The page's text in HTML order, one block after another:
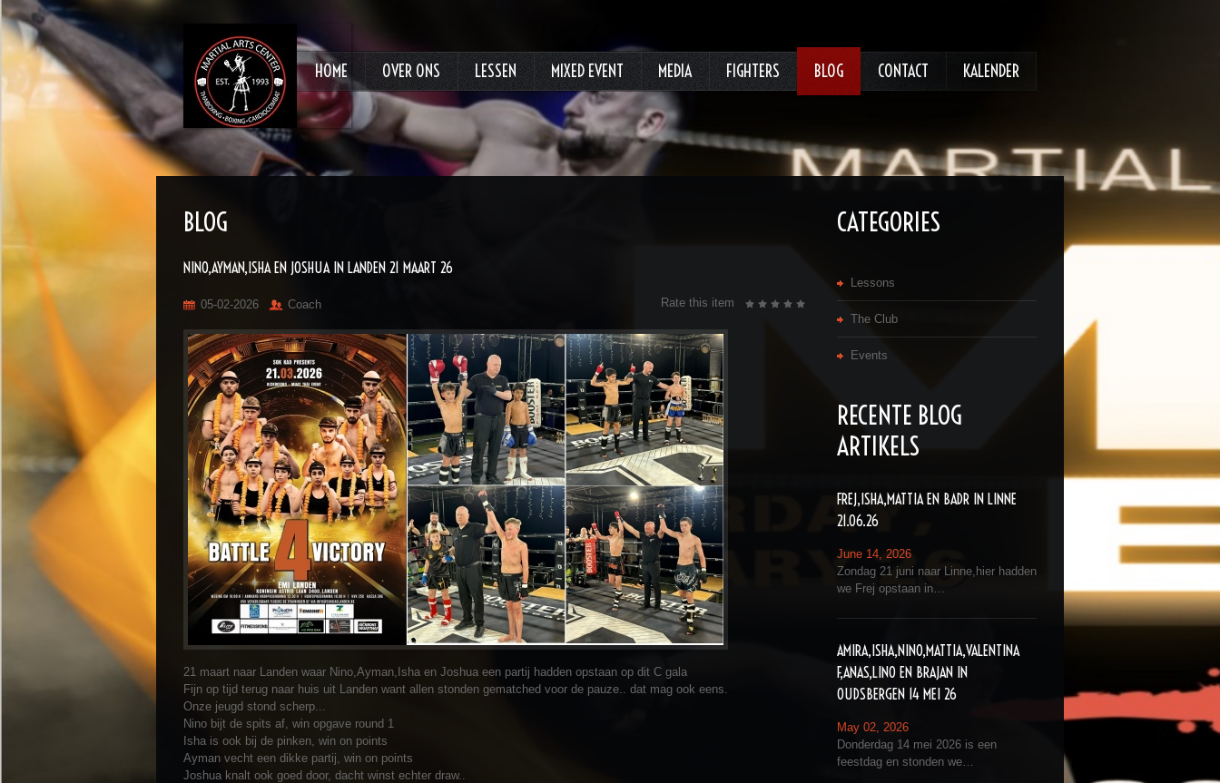
HOME OVER ONS LESSEN MIXED EVENT MEDIA FIGHTERS BLOG CONTACT KALENDER
BLOG
NINO,AYMAN,ISHA EN JOSHUA IN LANDEN 21 MAART 26
Rate this item
05-02-2026 Coach
21 maart naar Landen waar Nino,Ayman,Isha en Joshua een partij hadden opstaan op dit C gala
Fijn op tijd terug naar huis uit Landen want allen stonden gematched voor de pauze.. dat mag ook eens.
Onze jeugd stond scherp...
Nino bijt de spits af, win opgave round 1
Isha is ook bij de pinken, win on points
Ayman vecht een dikke partij, win on points
Joshua knalt ook goed door, dacht winst echter draw..
CATEGORIES
Lessons
The Club
Events
RECENTE BLOG
ARTIKELS
FREJ,ISHA,MATTIA EN BADR IN LINNE
21.06.26
June 14, 2026
Zondag 21 juni naar Linne,hier hadden
we Frej opstaan in…
AMIRA,ISHA,NINO,MATTIA,VALENTINA
F,ANAS,LINO EN BRAJAN IN
OUDSBERGEN 14 MEI 26
May 02, 2026
Donderdag 14 mei 2026 is een
feestdag en stonden we…